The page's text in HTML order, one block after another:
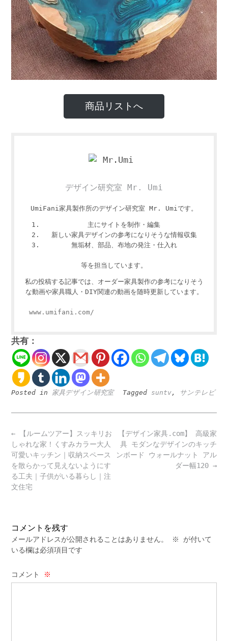
商品リストへ
デザイン研究室 Mr. Umi
UmiFani家具製作所のデザイン研究室 Mr. Umiです。
主にサイトを制作・編集
新しい家具デザインの参考になりそうな情報収集
無垢材、部品、布地の発注・仕入れ
等を担当しています。
私の投稿する記事では、オーダー家具製作の参考になりそう
な動画や家具職人・DIY関連の動画を随時更新しています。
www.umifani.com/
共有：
Posted in 家具デザイン研究室 Tagged suntv, サンテレビ
Post
navigation
【デザイン家具.com】 高級家
具 モダンなデザインのキッチ
ンボード ウォールナット アル
ダー幅120 →
← 【ルームツアー】スッキリお
しゃれな家！くすみカラー大人
可愛いキッチン｜収納スペース
を散らかって見えないようにす
る工夫｜子供がいる暮らし｜注
文住宅
コメントを残す
メールアドレスが公開されることはありません。 ※
が付いて
いる欄は必須項目です
コメント ※